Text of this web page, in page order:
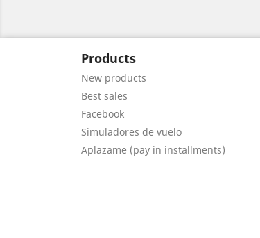
Products
New products
Best sales
Facebook
Simuladores de vuelo
Aplazame (pay in installments)